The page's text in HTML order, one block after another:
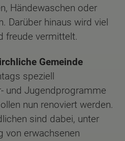
Händewaschen oder
Darüber hinaus wird viel
freude vermittelt.
Gemeinde
speziell
und Jugendprogramme
nun renoviert werden.
sind dabei, unter
von erwachsenen